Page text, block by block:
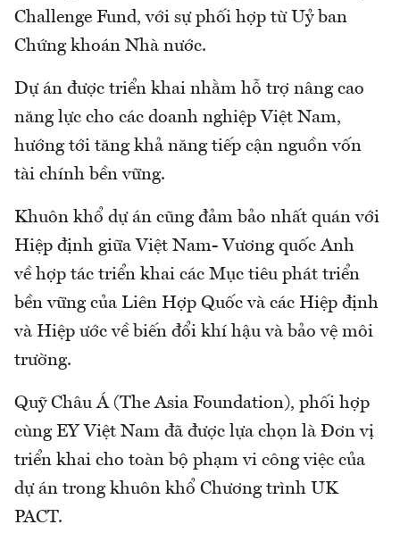
Challenge Fund, với sự phối hợp từ Uỷ ban
Chứng khoán Nhà nước.
Dự án được triển khai nhằm hỗ trợ nâng cao
năng lực cho các doanh nghiệp Việt Nam,
hướng tới tăng khả năng tiếp cận nguồn vốn
tài chính bền vững.
Khuôn khổ dự án cũng đảm bảo nhất quán với
Hiệp định giữa Việt Nam- Vương quốc Anh
về hợp tác triển khai các Mục tiêu phát triển
bền vững của Liên Hợp Quốc và các Hiệp định
và Hiệp ước về biến đổi khí hậu và bảo vệ môi
trường.
Quỹ Châu Á (The Asia Foundation), phối hợp
cùng EY Việt Nam đã được lựa chọn là Đơn vị
triển khai cho toàn bộ phạm vi công việc của
dự án trong khuôn khổ Chương trình UK
PACT.